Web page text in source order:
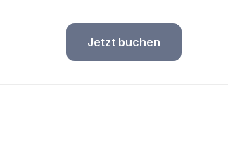
Jetzt buchen